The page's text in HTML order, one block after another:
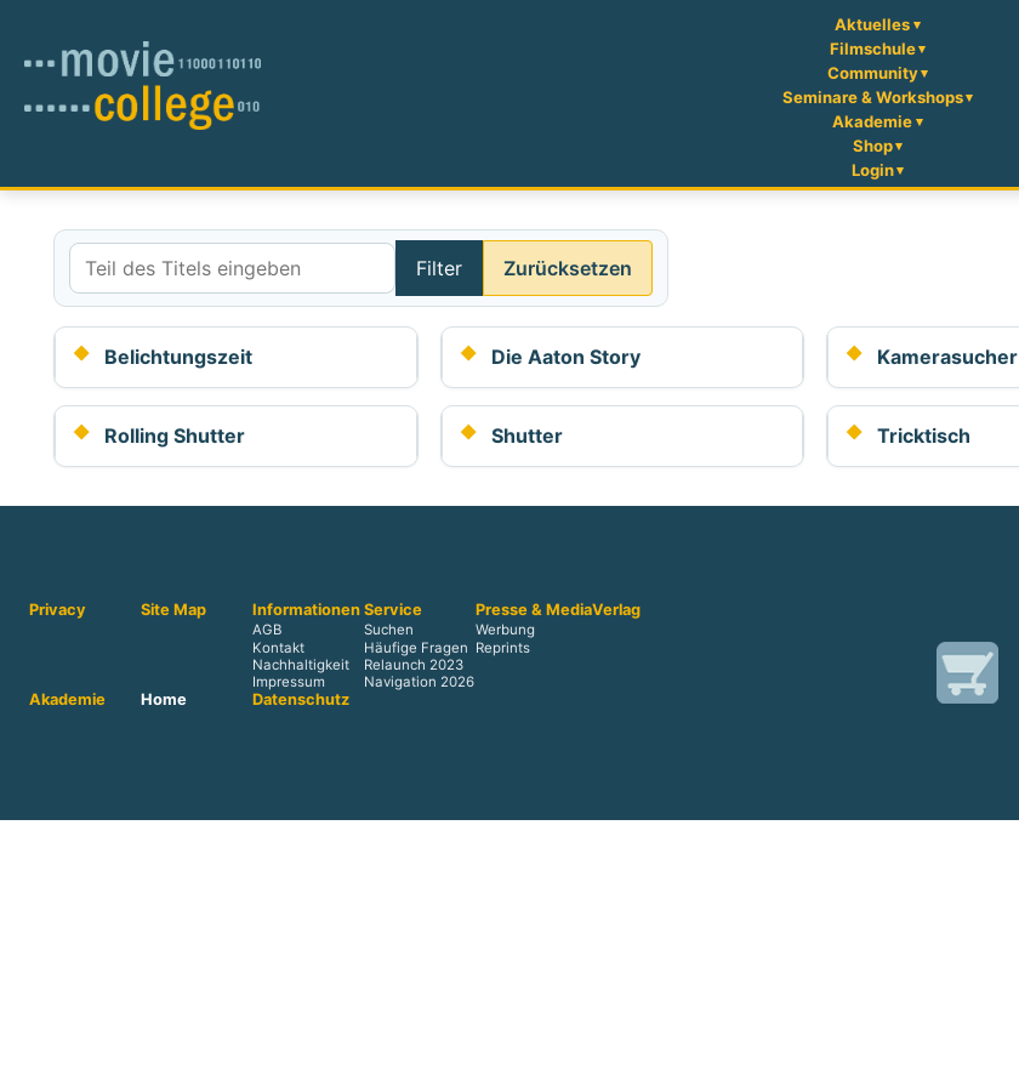
Aktuelles
Filmschule
Community
Seminare & Workshops
Akademie
Shop
Login
Teil des Titels eingeben
Filter Zurücksetzen
Belichtungszeit Die Aaton Story Kamerasucher
Rolling Shutter Shutter Tricktisch
Privacy Site Map Informationen
AGB
Kontakt
Nachhaltigkeit
Impressum
Service
Suchen
Häufige Fragen
Relaunch 2023
Navigation 2026
Presse & Media
Werbung
Reprints
Verlag
Akademie Home Datenschutz